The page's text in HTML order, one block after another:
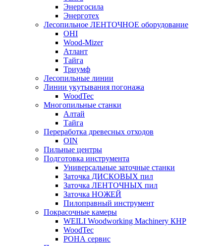
Энергосила
Энерготех
Лесопильное ЛЕНТОЧНОЕ оборудование
OHI
Wood-Mizer
Атлант
Тайга
Триумф
Лесопильные линии
Линии укутывания погонажа
WoodTec
Многопильные станки
Алтай
Тайга
Переработка древесных отходов
OIN
Пильные центры
Подготовка инструмента
Универсальные заточные станки
Заточка ДИСКОВЫХ пил
Заточка ЛЕНТОЧНЫХ пил
Заточка НОЖЕЙ
Пилоправный инструмент
Покрасочные камеры
WEILI Woodworking Machinery КНР
WoodTec
РОНА сервис